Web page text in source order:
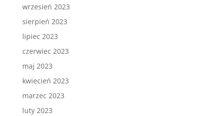
wrzesień 2023
sierpień 2023
lipiec 2023
czerwiec 2023
maj 2023
kwiecień 2023
marzec 2023
luty 2023